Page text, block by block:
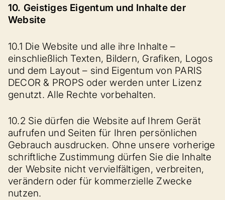
10. Geistiges Eigentum und Inhalte der
Website
10.1 Die Website und alle ihre Inhalte –
einschließlich Texten, Bildern, Grafiken, Logos
und dem Layout – sind Eigentum von PARIS
DECOR & PROPS oder werden unter Lizenz
genutzt. Alle Rechte vorbehalten.
10.2 Sie dürfen die Website auf Ihrem Gerät
aufrufen und Seiten für Ihren persönlichen
Gebrauch ausdrucken. Ohne unsere vorherige
schriftliche Zustimmung dürfen Sie die Inhalte
der Website nicht vervielfältigen, verbreiten,
verändern oder für kommerzielle Zwecke
nutzen.